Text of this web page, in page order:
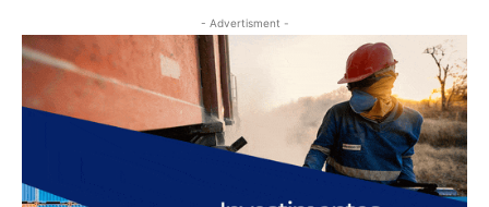
- Advertisment -